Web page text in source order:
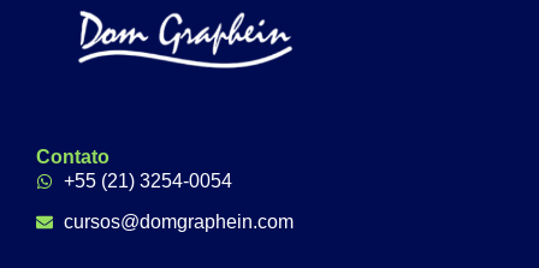
Contato
+55 (21) 3254-0054
cursos@domgraphein.com